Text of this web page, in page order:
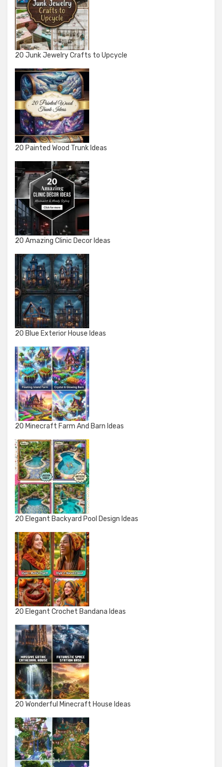
20 Junk Jewelry Crafts to Upcycle
20 Painted Wood Trunk Ideas
20 Amazing Clinic Decor Ideas
20 Blue Exterior House Ideas
20 Minecraft Farm And Barn Ideas
20 Elegant Backyard Pool Design Ideas
20 Elegant Crochet Bandana Ideas
20 Wonderful Minecraft House Ideas